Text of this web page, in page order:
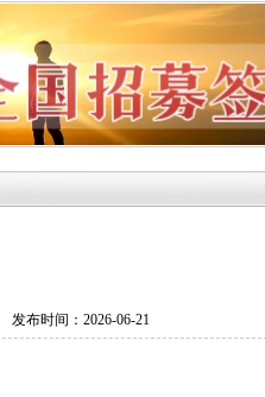
贵州省毕节作家何翌勋签约西南作
“战友拉手·同创戎耀”首次沙龙活
贵州省纪实文学学会作家走进湄潭
江苏淮安作家张成签约西南作家网
抗日老兵银发闪亮 107岁壮心不已
中国作协会员、重庆作家高兴明签
布时间：2026-06-21